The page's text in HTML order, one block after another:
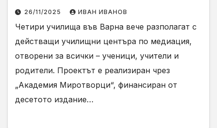
26/11/2025 ИВАН ИВАНОВ
Четири училища във Варна вече разполагат с
действащи училищни центъра по медиация,
отворени за всички – ученици, учители и
родители. Проектът е реализиран чрез
„Академия Миротворци“, финансиран от
десетото издание…